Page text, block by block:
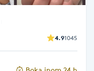
4.91045